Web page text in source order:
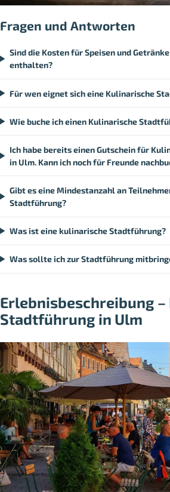
Fragen und Antworten
Sind die Kosten für Speisen und
enthalten?
Für wen eignet sich eine Kulinarische
Wie buche ich einen Kulinarische
Ich habe bereits einen Gutschein für
in Ulm. Kann ich noch für Freunde
Gibt es eine Mindestanzahl an
Stadtführung?
Was ist eine kulinarische Stadtführung?
Was sollte ich zur Stadtführung
Erlebnisbeschreibung
Stadtführung in Ulm